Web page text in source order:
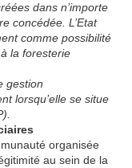
dans n’importe
concédée. L’Etat
comme possibilité
la foresterie
gestion
lorsqu’elle se situe
organisée
au sein de la